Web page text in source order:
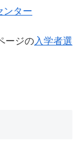
ンター
ージの入学者選